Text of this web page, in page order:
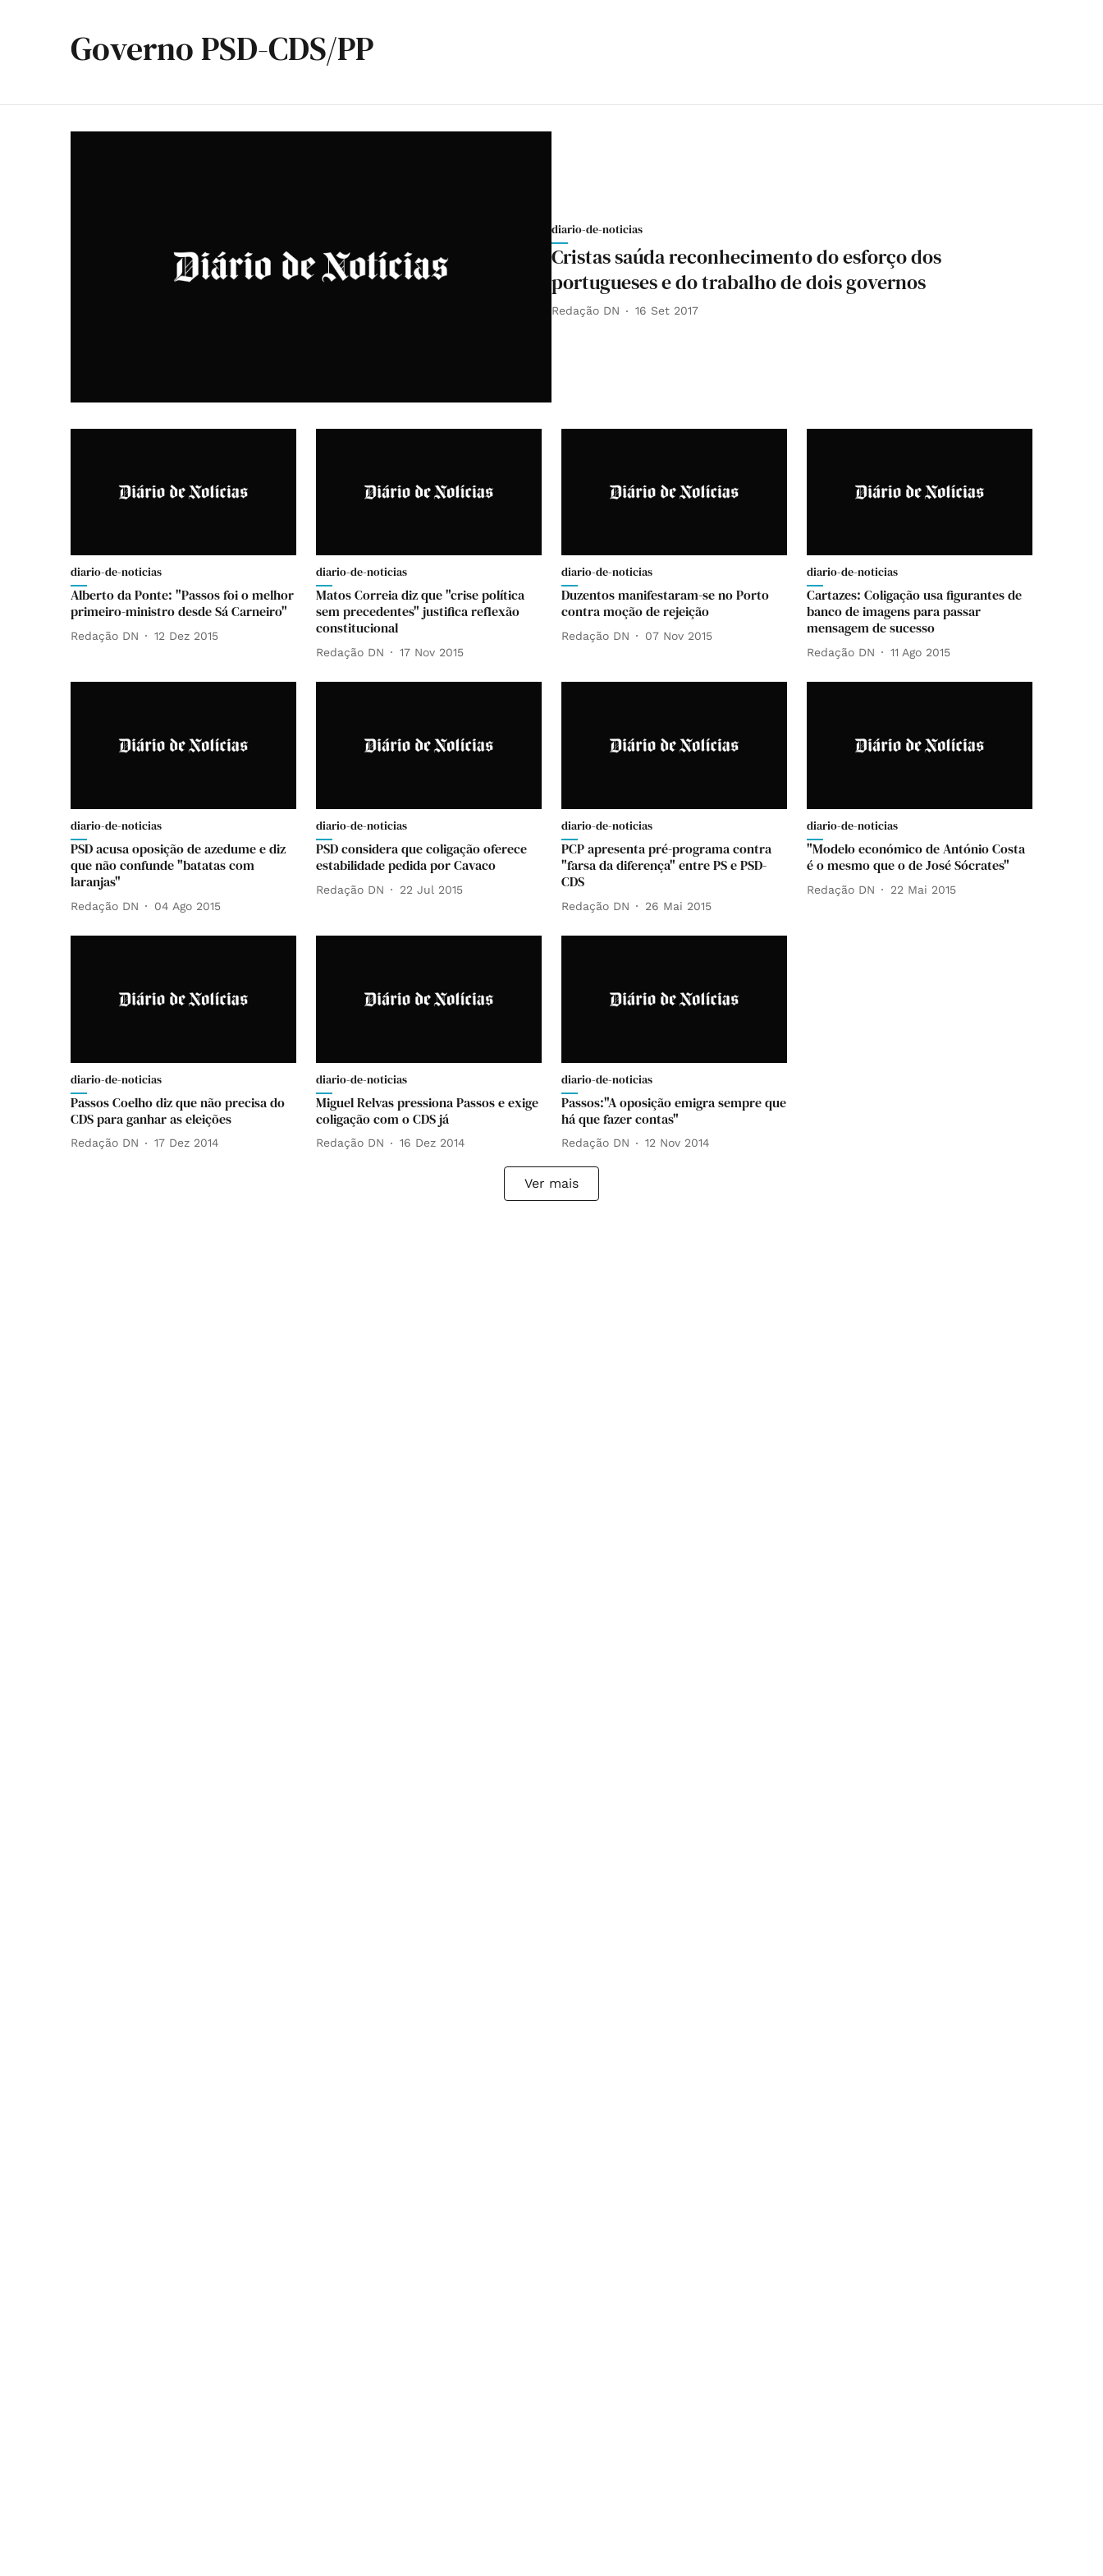
Governo PSD-CDS/PP
diario-de-noticias
Cristas saúda reconhecimento do esforço dos
portugueses e do trabalho de dois governos
Redação DN 16 Set 2017
diario-de-noticias
Alberto da Ponte: "Passos foi o melhor
primeiro-ministro desde Sá Carneiro"
Redação DN 12 Dez 2015
diario-de-noticias
Matos Correia diz que "crise política
sem precedentes" justifica reflexão
constitucional
Redação DN 17 Nov 2015
diario-de-noticias
Duzentos manifestaram-se no Porto
contra moção de rejeição
Redação DN 07 Nov 2015
diario-de-noticias
Cartazes: Coligação usa figurantes de
banco de imagens para passar
mensagem de sucesso
Redação DN 11 Ago 2015
diario-de-noticias
PSD acusa oposição de azedume e diz
que não confunde "batatas com
laranjas"
Redação DN 04 Ago 2015
diario-de-noticias
PSD considera que coligação oferece
estabilidade pedida por Cavaco
Redação DN 22 Jul 2015
diario-de-noticias
PCP apresenta pré-programa contra
"farsa da diferença" entre PS e PSD-
CDS
Redação DN 26 Mai 2015
diario-de-noticias
"Modelo económico de António Costa
é o mesmo que o de José Sócrates"
Redação DN 22 Mai 2015
diario-de-noticias
Passos Coelho diz que não precisa do
CDS para ganhar as eleições
Redação DN 17 Dez 2014
diario-de-noticias
Miguel Relvas pressiona Passos e exige
coligação com o CDS já
Redação DN 16 Dez 2014
diario-de-noticias
Passos:"A oposição emigra sempre que
há que fazer contas"
Redação DN 12 Nov 2014
Ver mais